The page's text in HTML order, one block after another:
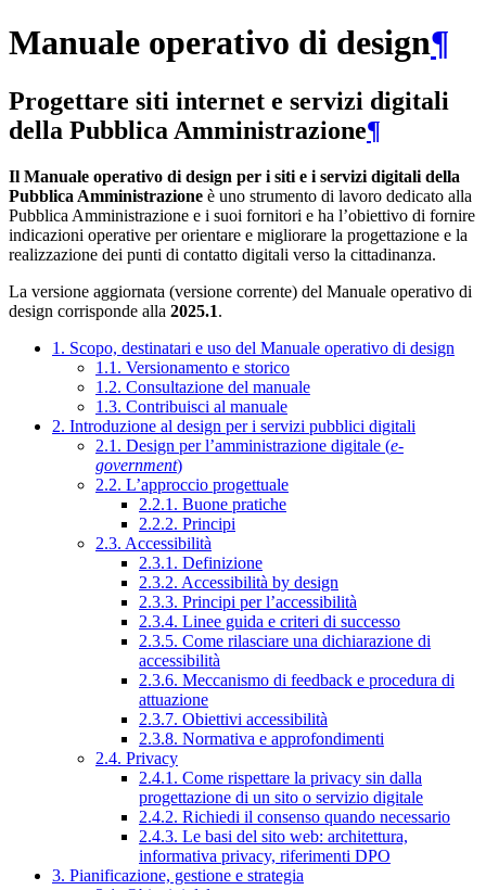
Manuale operativo di design¶
Progettare siti internet e servizi digitali
della Pubblica Amministrazione¶
Il Manuale operativo di design per i siti e i servizi digitali della
Pubblica Amministrazione è uno strumento di lavoro dedicato alla
Pubblica Amministrazione e i suoi fornitori e ha l’obiettivo di fornire
indicazioni operative per orientare e migliorare la progettazione e la
realizzazione dei punti di contatto digitali verso la cittadinanza.
La versione aggiornata (versione corrente) del Manuale operativo di
design corrisponde alla 2025.1.
1. Scopo, destinatari e uso del Manuale operativo di design
1.1. Versionamento e storico
1.2. Consultazione del manuale
1.3. Contribuisci al manuale
2. Introduzione al design per i servizi pubblici digitali
2.1. Design per l’amministrazione digitale (e-
government)
2.2. L’approccio progettuale
2.2.1. Buone pratiche
2.2.2. Principi
2.3. Accessibilità
2.3.1. Definizione
2.3.2. Accessibilità by design
2.3.3. Principi per l’accessibilità
2.3.4. Linee guida e criteri di successo
2.3.5. Come rilasciare una dichiarazione di
accessibilità
2.3.6. Meccanismo di feedback e procedura di
attuazione
2.3.7. Obiettivi accessibilità
2.3.8. Normativa e approfondimenti
2.4. Privacy
2.4.1. Come rispettare la privacy sin dalla
progettazione di un sito o servizio digitale
2.4.2. Richiedi il consenso quando necessario
2.4.3. Le basi del sito web: architettura,
informativa privacy, riferimenti DPO
3. Pianificazione, gestione e strategia